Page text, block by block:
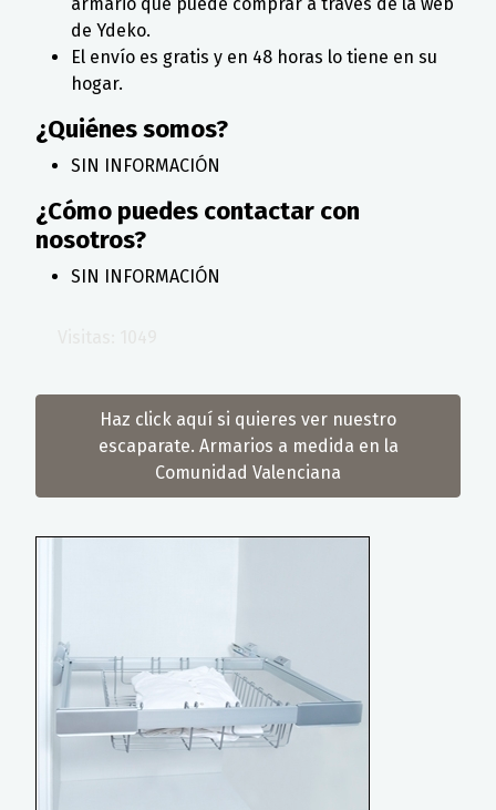
de Ydeko.
El envío es gratis y en 48 horas lo tiene en su
hogar.
¿Quiénes somos?
SIN INFORMACIÓN
¿Cómo puedes contactar con
nosotros?
SIN INFORMACIÓN
Haz click aquí si quieres ver nuestro
escaparate. Armarios a medida en la
Comunidad Valenciana